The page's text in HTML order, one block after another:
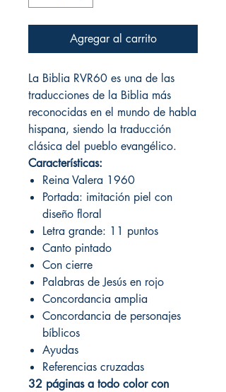
Agregar al carrito
La Biblia RVR60 es una de las
traducciones de la Biblia más
reconocidas en el mundo de habla
hispana, siendo la traducción
clásica del pueblo evangélico.
Características:
Reina Valera 1960
Portada: imitación piel con
diseño floral
Letra grande: 11 puntos
Canto pintado
Con cierre
Palabras de Jesús en rojo
Concordancia amplia
Concordancia de personajes
bíblicos
Ayudas
Referencias cruzadas
32 páginas a todo color con